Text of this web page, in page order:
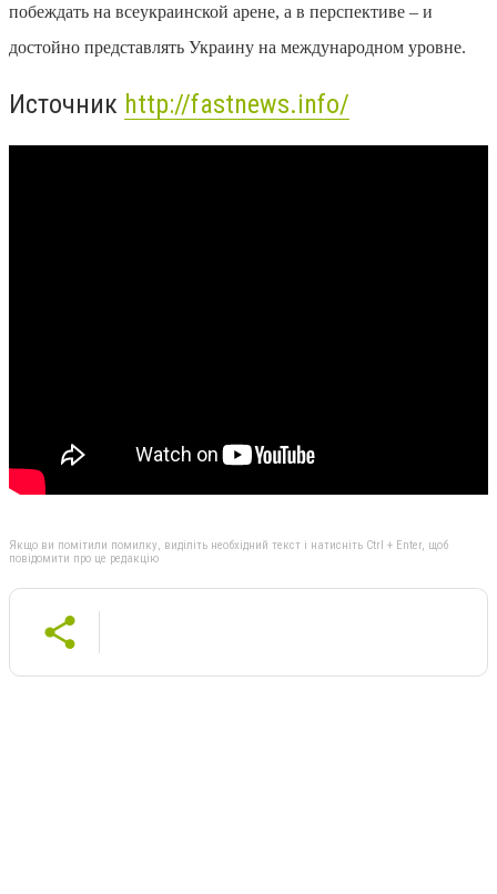
побеждать на всеукраинской арене, а в перспективе – и
достойно представлять Украину на международном уровне.
Источник http://fastnews.info/
Якщо ви помітили помилку, виділіть необхідний текст і натисніть Ctrl + Enter, щоб
повідомити про це редакцію